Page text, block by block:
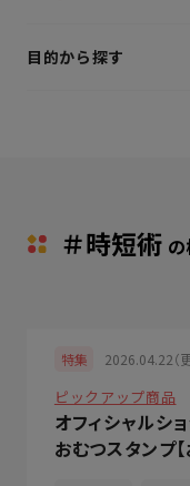
目的から探す
＃時短術
特集 2026.04.22（
ピックアップ商品
オフィシャルシ
おむつスタンプ